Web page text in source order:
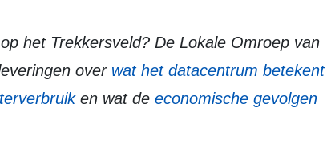
over wat het datacentrum betekent
en wat de economische gevolgen